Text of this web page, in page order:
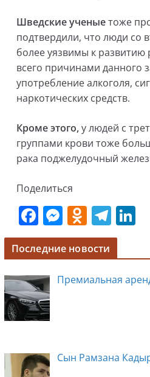
Шведские ученыетоже
подтвердили, что люди со
более уязвимы к развитию
всего причинами данного
употребление алкоголя,
наркотических средств.
Кроме этого,у людей с
группами крови тоже
рака поджелудочный
Поделиться
F
a
c
e
b
o
k
M
e
ss
e
n
O
d
n
o
ni
T
el
e
gr
Li
k
e
Последние новости
Премиальная
Сын Рамзана